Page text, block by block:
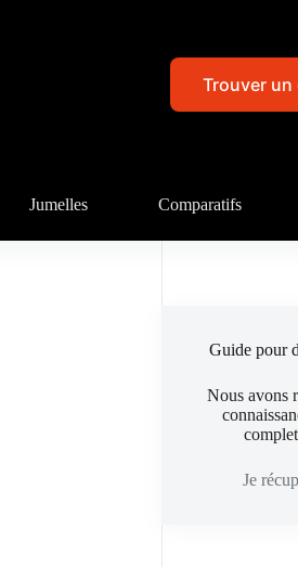
Trouver
Jumelles Comparatifs
Guide pour
Nous avons
Je